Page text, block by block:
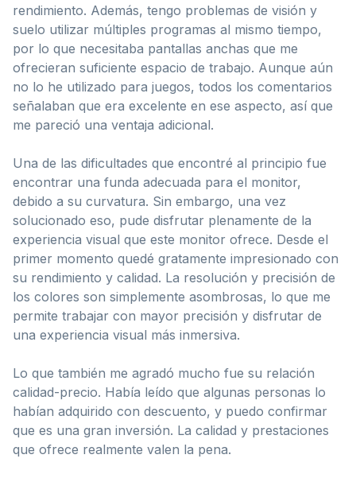
rendimiento. Además, tengo problemas de visión y
suelo utilizar múltiples programas al mismo tiempo,
por lo que necesitaba pantallas anchas que me
ofrecieran suficiente espacio de trabajo. Aunque aún
no lo he utilizado para juegos, todos los comentarios
señalaban que era excelente en ese aspecto, así que
me pareció una ventaja adicional.
Una de las dificultades que encontré al principio fue
encontrar una funda adecuada para el monitor,
debido a su curvatura. Sin embargo, una vez
solucionado eso, pude disfrutar plenamente de la
experiencia visual que este monitor ofrece. Desde el
primer momento quedé gratamente impresionado con
su rendimiento y calidad. La resolución y precisión de
los colores son simplemente asombrosas, lo que me
permite trabajar con mayor precisión y disfrutar de
una experiencia visual más inmersiva.
Lo que también me agradó mucho fue su relación
calidad-precio. Había leído que algunas personas lo
habían adquirido con descuento, y puedo confirmar
que es una gran inversión. La calidad y prestaciones
que ofrece realmente valen la pena.